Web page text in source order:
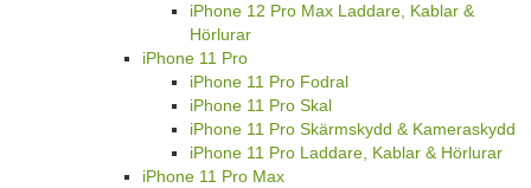
iPhone 12 Pro Max Laddare, Kablar &
Hörlurar
iPhone 11 Pro
iPhone 11 Pro Fodral
iPhone 11 Pro Skal
iPhone 11 Pro Skärmskydd & Kameraskydd
iPhone 11 Pro Laddare, Kablar & Hörlurar
iPhone 11 Pro Max